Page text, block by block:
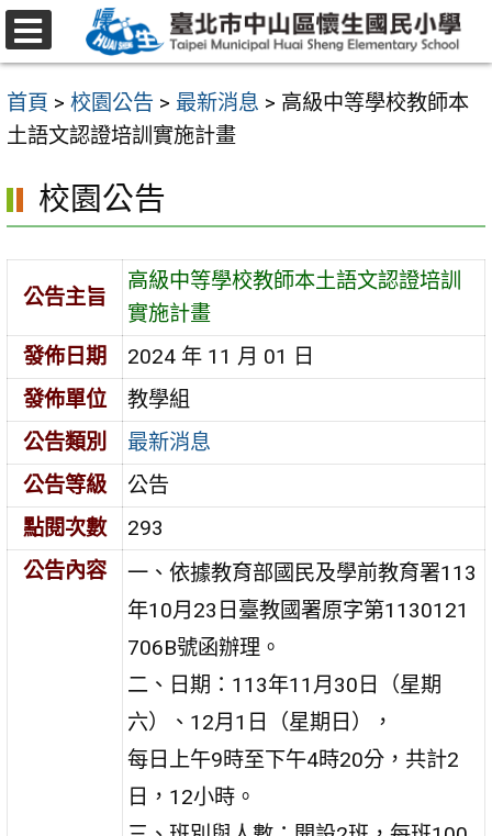
跳
至
要
內
區
首頁 > 校園公告 > 最新消息 > 高級中等學校教師本
土語文認證培訓實施計畫
校園公告
公告主旨
高級中等學校教師本土語文認證培訓
實施計畫
發佈日期
2024 年 11 月 01 日
發佈單位
教學組
公告類別
最新消息
公告等級
公告
點閱次數
293
公告內容
一、依據教育部國民及學前教育署113
年10月23日臺教國署原字第1130121
706B號函辦理。
二、日期：113年11月30日（星期
六）、12月1日（星期日），
每日上午9時至下午4時20分，共計2
日，12小時。
選
單